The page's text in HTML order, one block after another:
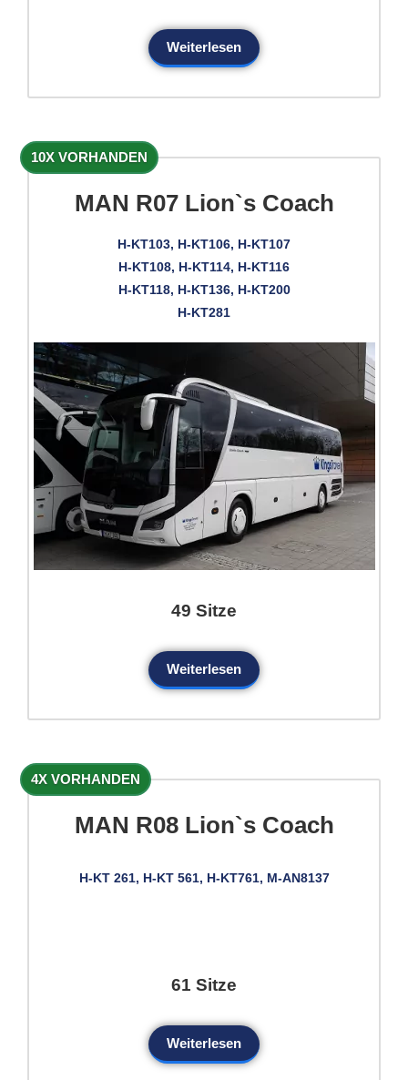
Weiterlesen
10X VORHANDEN
MAN R07 Lion`s Coach
H-KT103, H-KT106, H-KT107
H-KT108, H-KT114, H-KT116
H-KT118, H-KT136, H-KT200
H-KT281
49 Sitze
Weiterlesen
4X VORHANDEN
MAN R08 Lion`s Coach
H-KT 261, H-KT 561, H-KT761, M-AN8137
61 Sitze
Weiterlesen